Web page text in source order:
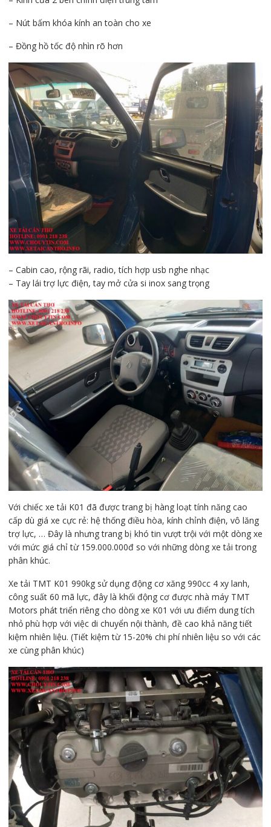
– Nút bấm khóa kính an toàn cho xe
– Đồng hồ tốc độ nhìn rõ hơn
– Cabin cao, rộng rãi, radio, tích hợp usb nghe nhạc
– Tay lái trợ lực điện, tay mở cửa si inox sang trọng
Với chiếc xe tải K01 đã được trang bị hàng loạt tính năng cao
cấp dù giá xe cực rẻ: hệ thống điều hòa, kính chỉnh điện, vô lăng
trợ lực, … Đây là nhưng trang bị khó tin vượt trội với một dòng xe
với mức giá chỉ từ 159.000.000đ so với những dòng xe tải trong
phân khúc.
Xe tải TMT K01 990kg sử dụng động cơ xăng 990cc 4 xy lanh,
công suất 60 mã lực, đây là khối động cơ được nhà máy TMT
Motors phát triển riêng cho dòng xe K01 với ưu điểm dung tích
nhỏ phù hợp với việc di chuyển nội thành, đề cao khả năng tiết
kiệm nhiên liệu. (Tiết kiệm từ 15-20% chi phí nhiên liệu so với các
xe cùng phân khúc)